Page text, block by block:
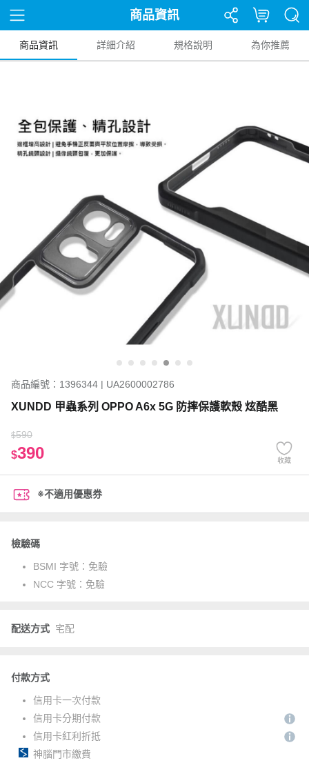
商品資訊
商品資訊 詳細介紹 規格說明 為你推薦
商品編號：1396344 | UA2600002786
XUNDD 甲蟲系列 OPPO A6x 5G 防摔保護軟殼 炫酷黑
$590
$390 收藏
※不適用優惠券
檢驗碼
BSMI 字號： 免驗
NCC 字號： 免驗
配送方式 宅配
付款方式
信用卡一次付款
信用卡分期付款
信用卡紅利折抵
神腦門市繳費